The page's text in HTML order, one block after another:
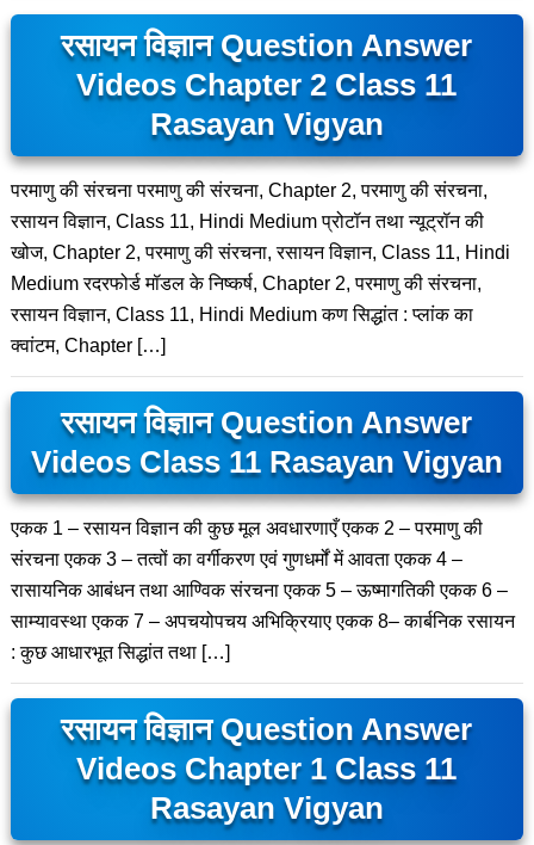
रसायन विज्ञान Question Answer
Videos Chapter 2 Class 11
Rasayan Vigyan
परमाणु की संरचना परमाणु की संरचना, Chapter 2, परमाणु की संरचना,
रसायन विज्ञान, Class 11, Hindi Medium प्रोटॉन तथा न्यूट्रॉन की
खोज, Chapter 2, परमाणु की संरचना, रसायन विज्ञान, Class 11, Hindi
Medium रदरफोर्ड मॉडल के निष्कर्ष, Chapter 2, परमाणु की संरचना,
रसायन विज्ञान, Class 11, Hindi Medium कण सिद्धांत : प्लांक का
क्वांटम, Chapter […]
रसायन विज्ञान Question Answer
Videos Class 11 Rasayan Vigyan
एकक 1 – रसायन विज्ञान की कुछ मूल अवधारणाएँ एकक 2 – परमाणु की
संरचना एकक 3 – तत्वों का वर्गीकरण एवं गुणधर्मों में आवता एकक 4 –
रासायनिक आबंधन तथा आण्विक संरचना एकक 5 – ऊष्मागतिकी एकक 6 –
साम्यावस्था एकक 7 – अपचयोपचय अभिक्रियाए एकक 8– कार्बनिक रसायन
: कुछ आधारभूत सिद्धांत तथा […]
रसायन विज्ञान Question Answer
Videos Chapter 1 Class 11
Rasayan Vigyan